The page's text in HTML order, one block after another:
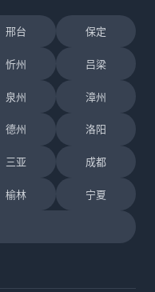
邢台 保定
忻州 吕梁
泉州 漳州
德州 洛阳
三亚 成都
榆林 宁夏